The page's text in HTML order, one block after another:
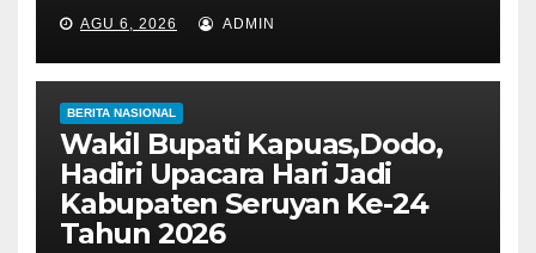
AGU 6, 2026 ADMIN
BERITA NASIONAL
Wakil Bupati Kapuas,Dodo,
Hadiri Upacara Hari Jadi
Kabupaten Seruyan Ke-24
Tahun 2026